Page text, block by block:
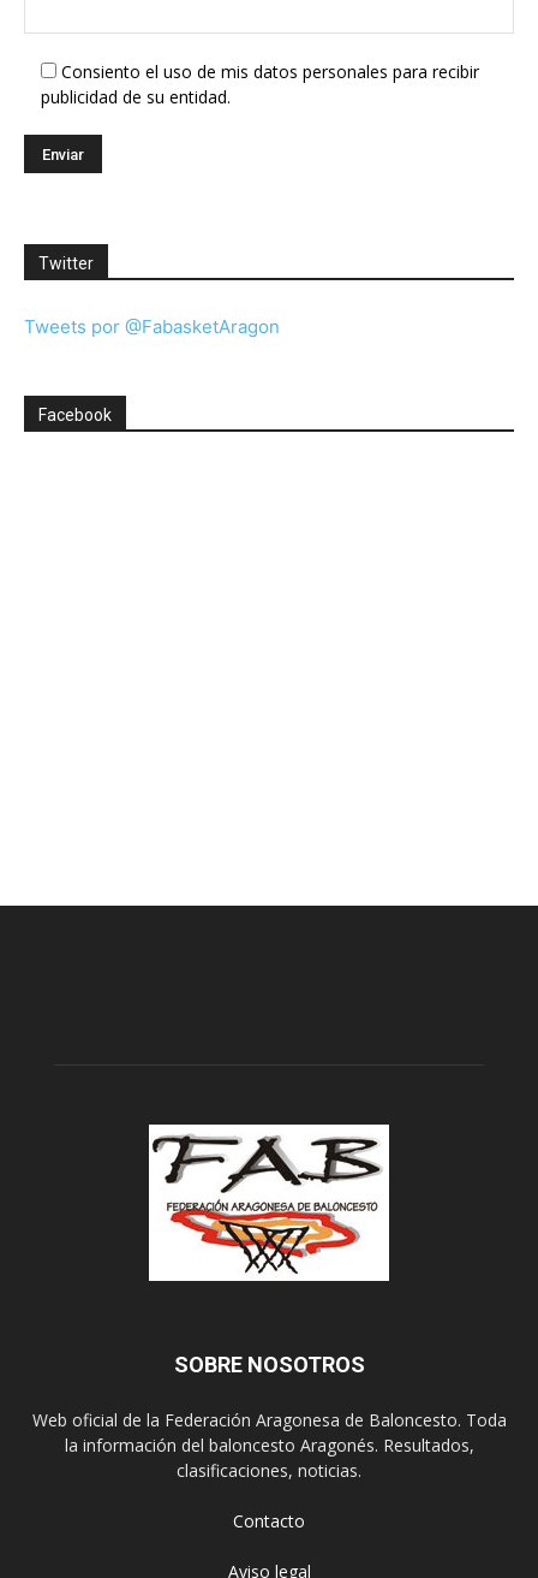
Consiento el uso de mis datos personales para recibir
publicidad de su entidad.
Twitter
Tweets por @FabasketAragon
Facebook
SOBRE NOSOTROS
Web oficial de la Federación Aragonesa de Baloncesto. Toda
la información del baloncesto Aragonés. Resultados,
clasificaciones, noticias.
Contacto
Aviso legal